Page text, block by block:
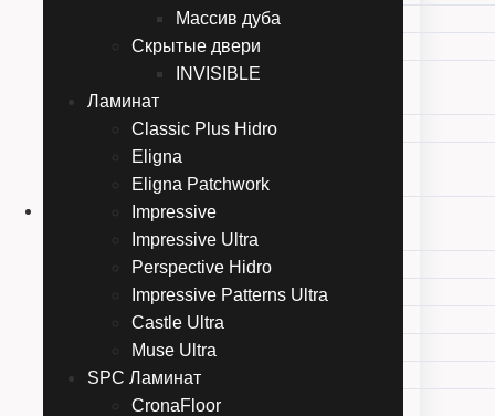
Массив дуба
Скрытые двери
INVISIBLE
Ламинат
Classic Plus Hidro
Eligna
Eligna Patchwork
Impressive
Impressive Ultra
Perspective Hidro
Impressive Patterns Ultra
Castle Ultra
Muse Ultra
SPC Ламинат
CronaFloor
Классика
Калевочная серия
Массив
Массив ольхи
Массив дуба
Скрытые двери
INVISIBLE
Classic Plus Hidro
Eligna
Eligna Patchwork
Impressive
Impressive Ultra
Perspective Hidro
Impressive Patterns Ultra